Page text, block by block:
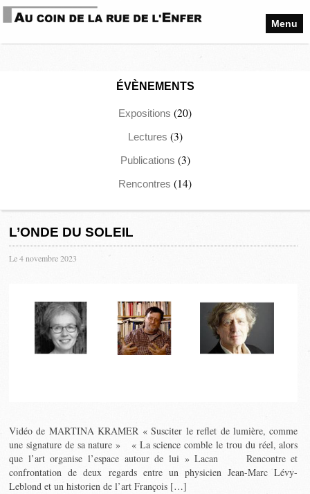
Menu
ÉVÈNEMENTS
Expositions (20)
Lectures (3)
Publications (3)
Rencontres (14)
L’ONDE DU SOLEIL
Le 4 novembre 2023
Vidéo de MARTINA KRAMER « Susciter le reflet de lumière, comme
une signature de sa nature » « La science comble le trou du réel, alors
que l’art organise l’espace autour de lui » Lacan Rencontre et
confrontation de deux regards entre un physicien Jean-Marc Lévy-
Leblond et un historien de l’art François […]